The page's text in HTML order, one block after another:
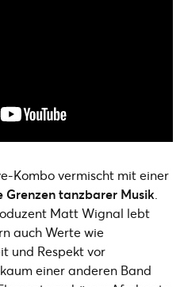
Kombo vermischt mit einer
tanzbarer Musik.
Matt Wignal lebt
auch Werte wie
und Respekt vor
einer anderen Band